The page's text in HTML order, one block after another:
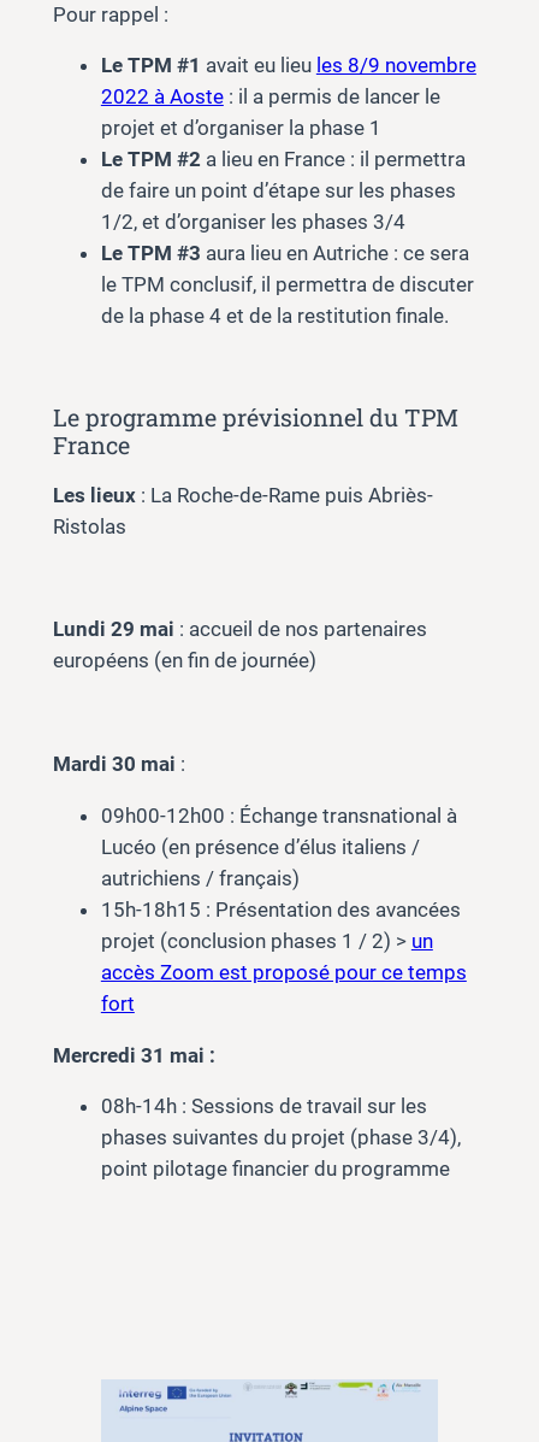
Pour rappel :
Le TPM #1 avait eu lieu les 8/9 novembre
2022 à Aoste: il a permis de lancer le
projet et d’organiser la phase 1
Le TPM #2 a lieu en France : il permettra
de faire un point d’étape sur les phases
1/2, et d’organiser les phases 3/4
Le TPM #3 aura lieu en Autriche : ce sera
le TPM conclusif, il permettra de discuter
de la phase 4 et de la restitution finale.
Le programme prévisionnel du TPM
France
Les lieux: La Roche-de-Rame puis Abriès-
Ristolas
Lundi 29 mai : accueil de nos partenaires
européens (en fin de journée)
Mardi 30 mai :
09h00-12h00 : Échange transnational à
Lucéo (en présence d’élus italiens /
autrichiens / français)
15h-18h15 : Présentation des avancées
projet (conclusion phases 1 / 2) > un
accès Zoom est proposé pour ce temps
fort
Mercredi 31 mai :
08h-14h : Sessions de travail sur les
phases suivantes du projet (phase 3/4),
point pilotage financier du programme